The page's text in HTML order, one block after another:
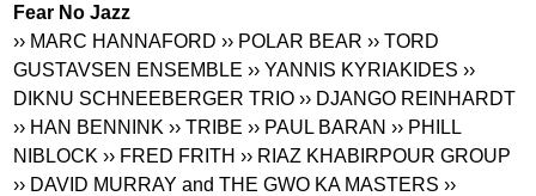
Fear No Jazz
›› MARC HANNAFORD ›› POLAR BEAR ›› TORD
GUSTAVSEN ENSEMBLE ›› YANNIS KYRIAKIDES ››
DIKNU SCHNEEBERGER TRIO ›› DJANGO REINHARDT
›› HAN BENNINK ›› TRIBE ›› PAUL BARAN ›› PHILL
NIBLOCK ›› FRED FRITH ›› RIAZ KHABIRPOUR GROUP
›› DAVID MURRAY and THE GWO KA MASTERS ››